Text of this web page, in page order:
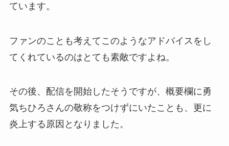
ています。
ファンのことも考えてこのようなアドバイスをし
てくれているのはとても素敵ですよね。
その後、配信を開始したそうですが、概要欄に勇
気ちひろさんの敬称をつけずにいた ことも、更に
炎上する原因となりました。